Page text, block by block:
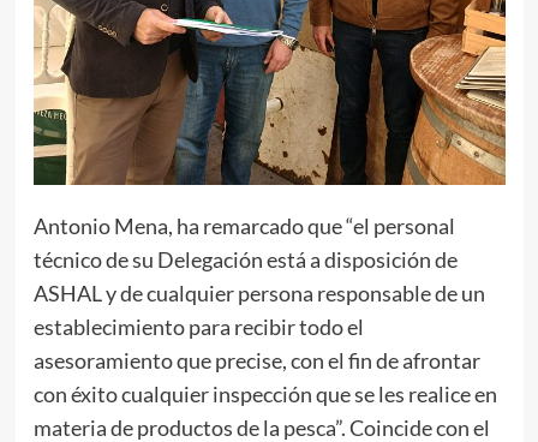
Antonio Mena, ha remarcado que “el personal
técnico de su Delegación está a disposición de
ASHAL y de cualquier persona responsable de un
establecimiento para recibir todo el
asesoramiento que precise, con el fin de afrontar
con éxito cualquier inspección que se les realice en
materia de productos de la pesca”. Coincide con el